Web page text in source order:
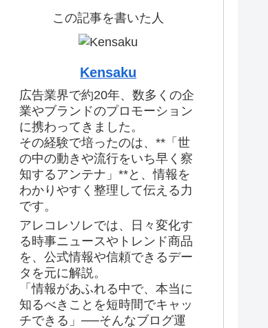
この記事を書いた人
Kensaku
広告業界で約20年、数多くの企
業やブランドのプロモーション
に携わってきました。
その経験で培ったのは、**「世
の中の動きや流行をいち早く察
知するアンテナ」**と、情報を
わかりやすく整理して伝える力
です。
アレコレソレでは、日々変化す
る時事ニュースやトレンド商品
を、公式情報や信頼できるデー
タを元に解説。
「情報があふれる中で、本当に
知るべきことを短時間でキャッ
チできる」──そんなブログ運